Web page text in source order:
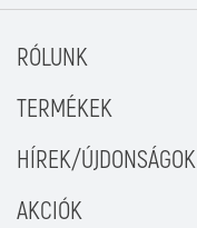
RÓLUNK
TERMÉKEK
HÍREK/ÚJDONSÁGOK
AKCIÓK